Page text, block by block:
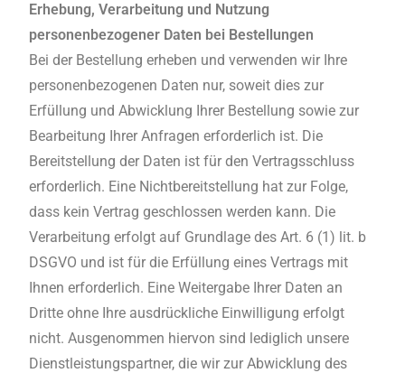
Erhebung, Verarbeitung und Nutzung
personenbezogener Daten bei Bestellungen
Bei der Bestellung erheben und verwenden wir Ihre
personenbezogenen Daten nur, soweit dies zur
Erfüllung und Abwicklung Ihrer Bestellung sowie zur
Bearbeitung Ihrer Anfragen erforderlich ist. Die
Bereitstellung der Daten ist für den Vertragsschluss
erforderlich. Eine Nichtbereitstellung hat zur Folge,
dass kein Vertrag geschlossen werden kann. Die
Verarbeitung erfolgt auf Grundlage des Art. 6 (1) lit. b
DSGVO und ist für die Erfüllung eines Vertrags mit
Ihnen erforderlich. Eine Weitergabe Ihrer Daten an
Dritte ohne Ihre ausdrückliche Einwilligung erfolgt
nicht. Ausgenommen hiervon sind lediglich unsere
Dienstleistungspartner, die wir zur Abwicklung des